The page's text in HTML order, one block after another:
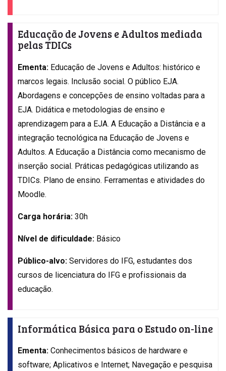
Educação de Jovens e Adultos mediada
pelas TDICs
Ementa: Educação de Jovens e Adultos: histórico e
marcos legais. Inclusão social. O público EJA.
Abordagens e concepções de ensino voltadas para a
EJA. Didática e metodologias de ensino e
aprendizagem para a EJA. A Educação a Distância e a
integração tecnológica na Educação de Jovens e
Adultos. A Educação a Distância como mecanismo de
inserção social. Práticas pedagógicas utilizando as
TDICs. Plano de ensino. Ferramentas e atividades do
Moodle.
Carga horária: 30h
Nível de dificuldade: Básico
Público-alvo: Servidores do IFG, estudantes dos
cursos de licenciatura do IFG e profissionais da
educação.
Informática Básica para o Estudo on-line
Ementa: Conhecimentos básicos de hardware e
software; Aplicativos e Internet; Navegação e pesquisa